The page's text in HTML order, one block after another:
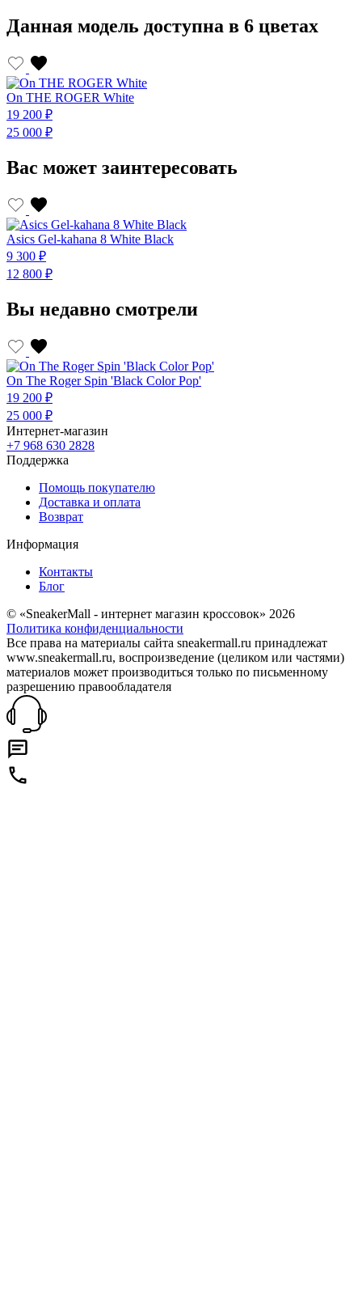
Данная модель доступна в 6 цветах
On THE ROGER White
19 200 ₽
25 000 ₽
Вас может заинтересовать
Asics Gel-kahana 8 White Black
9 300 ₽
12 800 ₽
Вы недавно смотрели
On The Roger Spin 'Black Color Pop'
19 200 ₽
25 000 ₽
Интернет-магазин
+7 968 630 2828
Поддержка
Помощь покупателю
Доставка и оплата
Возврат
Информация
Контакты
Блог
© «SneakerMall - интернет магазин кроссовок» 2026
Политика конфиденциальности
Все права на материалы сайта sneakermall.ru принадлежат
www.sneakermall.ru, воспроизведение (целиком или частями)
материалов может производиться только по письменному
разрешению правообладателя